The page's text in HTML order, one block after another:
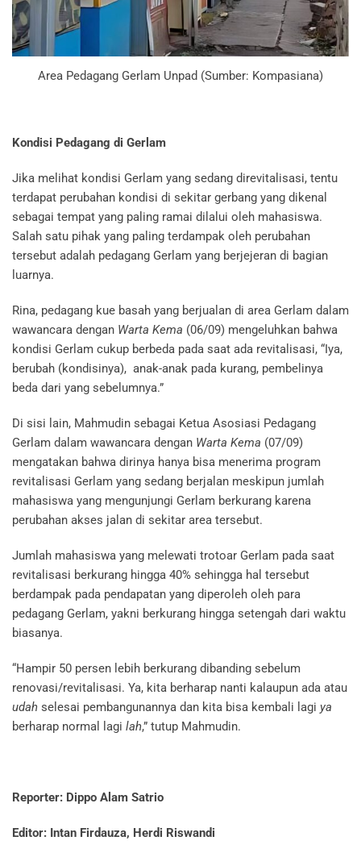
Area Pedagang Gerlam Unpad (Sumber: Kompasiana)
Kondisi Pedagang di Gerlam
Jika melihat kondisi Gerlam yang sedang direvitalisasi, tentu
terdapat perubahan kondisi di sekitar gerbang yang dikenal
sebagai tempat yang paling ramai dilalui oleh mahasiswa.
Salah satu pihak yang paling terdampak oleh perubahan
tersebut adalah pedagang Gerlam yang berjejeran di bagian
luarnya.
Rina, pedagang kue basah yang berjualan di area Gerlam dalam
wawancara dengan Warta Kema (06/09) mengeluhkan bahwa
kondisi Gerlam cukup berbeda pada saat ada revitalisasi, “Iya,
berubah (kondisinya), anak-anak pada kurang, pembelinya
beda dari yang sebelumnya.”
Di sisi lain, Mahmudin sebagai Ketua Asosiasi Pedagang
Gerlam dalam wawancara dengan Warta Kema (07/09)
mengatakan bahwa dirinya hanya bisa menerima program
revitalisasi Gerlam yang sedang berjalan meskipun jumlah
mahasiswa yang mengunjungi Gerlam berkurang karena
perubahan akses jalan di sekitar area tersebut.
Jumlah mahasiswa yang melewati trotoar Gerlam pada saat
revitalisasi berkurang hingga 40% sehingga hal tersebut
berdampak pada pendapatan yang diperoleh oleh para
pedagang Gerlam, yakni berkurang hingga setengah dari waktu
biasanya.
“Hampir 50 persen lebih berkurang dibanding sebelum
renovasi/revitalisasi. Ya, kita berharap nanti kalaupun ada atau
udah selesai pembangunannya dan kita bisa kembali lagi ya
berharap normal lagi lah,” tutup Mahmudin.
Reporter: Dippo Alam Satrio
Editor: Intan Firdauza, Herdi Riswandi